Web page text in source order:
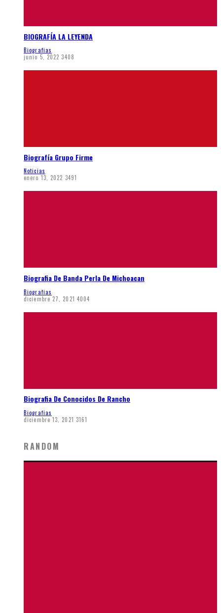
BIOGRAFÍA LA LEYENDA
Biografias
junio 5, 2022 3408
Biografía Grupo Firme
Noticias
enero 13, 2022 3491
Biografia De Banda Perla De Michoacan
Biografias
diciembre 27, 2021 4004
Biografia De Conocidos De Rancho
Biografias
diciembre 13, 2021 3161
RANDOM